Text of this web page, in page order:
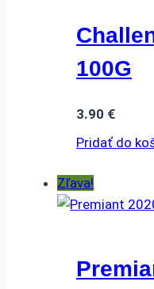
100G
3.90 €
Pridať do
Zľava!